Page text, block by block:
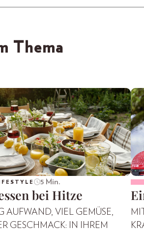
Thema
5 Min.
bei Hitze
AUFWAND, VIEL GEMÜSE,
GESCHMACK: IN IHREM